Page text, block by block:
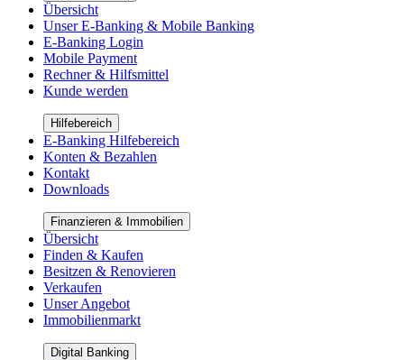
Übersicht
Unser E-Banking & Mobile Banking
E-Banking Login
Mobile Payment
Rechner & Hilfsmittel
Kunde werden
Hilfebereich
E-Banking Hilfebereich
Konten & Bezahlen
Kontakt
Downloads
Finanzieren & Immobilien
Übersicht
Finden & Kaufen
Besitzen & Renovieren
Verkaufen
Unser Angebot
Immobilienmarkt
Digital Banking